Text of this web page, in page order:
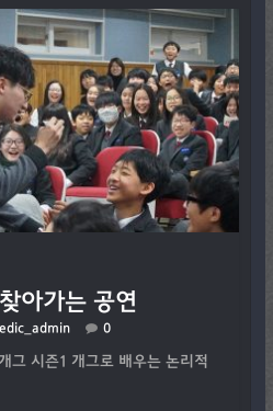
아가는 공연
0
그 시즌1 개그로 배우는 논리적